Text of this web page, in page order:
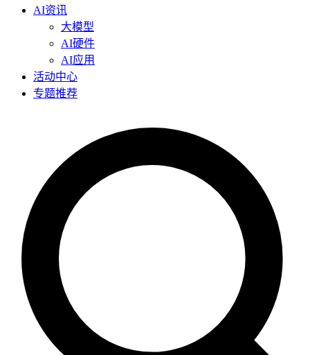
AI资讯
大模型
AI硬件
AI应用
活动中心
专题推荐